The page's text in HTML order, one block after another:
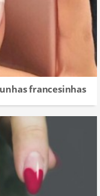
francesinhas